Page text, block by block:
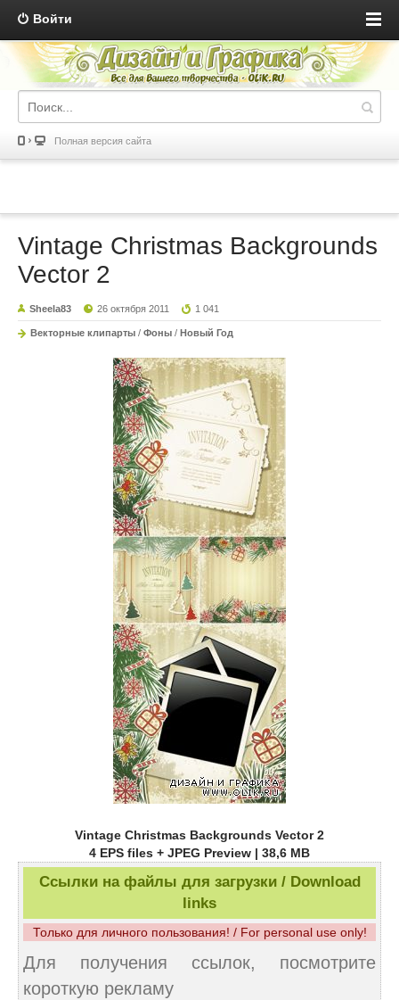
Войти
Полная версия сайта
Vintage Christmas Backgrounds
Vector 2
Sheela83 26 октября 2011 1 041
Векторные клипарты / Фоны / Новый Год
Vintage Christmas Backgrounds Vector 2
4 EPS files + JPEG Preview | 38,6 MB
Ссылки на файлы для загрузки / Download
links
Только для личного пользования! / For personal use only!
Для получения ссылок, посмотрите
короткую рекламу